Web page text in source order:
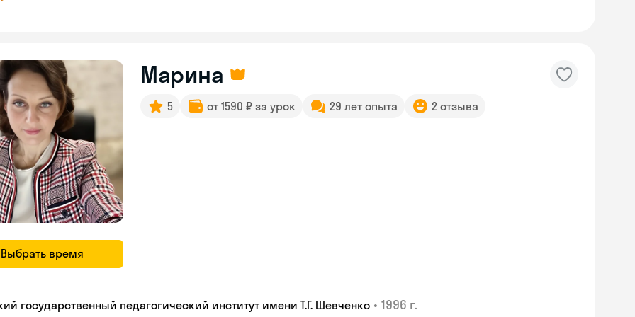
Выбрать время
Марина
5 от 1590 ₽ за урок 29 лет опыта 2 отзыва
государственный педагогический институт имени Т.Г. Шевченко • 1996 г.
online